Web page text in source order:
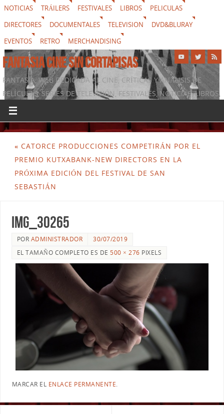
NOTICIAS TRÁILERS FESTIVALES LIBROS
PELICULAS
DIRECTORES
DOCUMENTALES TELEVISION
DVD&BLURAY
EVENTOS
RETRO MERCHANDISING
FANTASIA CINE SIN CORTAPISAS
FANTASIA, WEB DEDICADA AL CINE, CRÍTICAS Y ANÁLISIS DE
PELÍCULAS, SERIES DE TELEVISIÓN, FESTIVALES, NOTICIAS, LIBROS,
DVD & BLURAY, MERCHANDISING Y TODO LO QUE RODEA AL
SÉPTIMO ARTE
« CATORCE PRODUCCIONES COMPETIRÁN POR EL
PREMIO KUTXABANK-NEW DIRECTORS EN LA
PRÓXIMA EDICIÓN DEL FESTIVAL DE SAN
SEBASTIÁN
img_30265
POR ADMINISTRADOR
30/07/2019
EL TAMAÑO COMPLETO ES DE500 × 276 PIXELS
MARCAR EL ENLACE PERMANENTE.